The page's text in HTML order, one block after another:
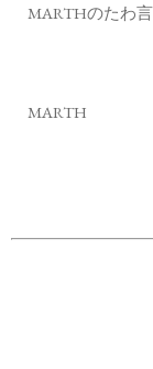
MARTHのたわ
MARTH